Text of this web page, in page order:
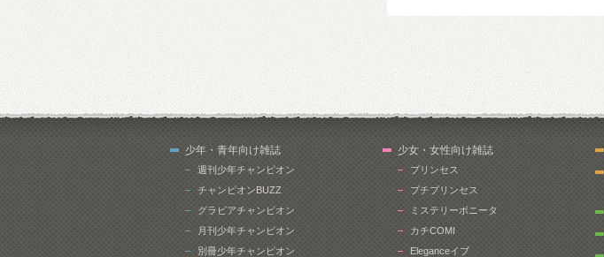
少年・青年向け雑誌
週刊少年チャンピオン
チャンピオンBUZZ
グラビアチャンピオン
月刊少年チャンピオン
別冊少年チャンピオン
少女・女性向け雑誌
プリンセス
プチプリンセス
ミステリーボニータ
カチCOMI
Eleganceイブ